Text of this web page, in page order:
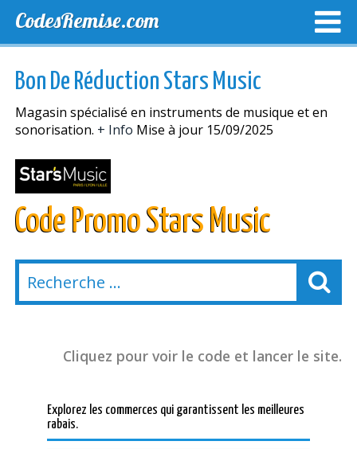
CodesRemise.com
NOUVELLES MAGASINS
Bon De Réduction Stars Music
Magasin spécialisé en instruments de musique et en
sonorisation. + Info Mise à jour 15/09/2025
Code Promo Stars Music
Cliquez pour voir le code et lancer le site.
Explorez les commerces qui garantissent les meilleures
rabais.